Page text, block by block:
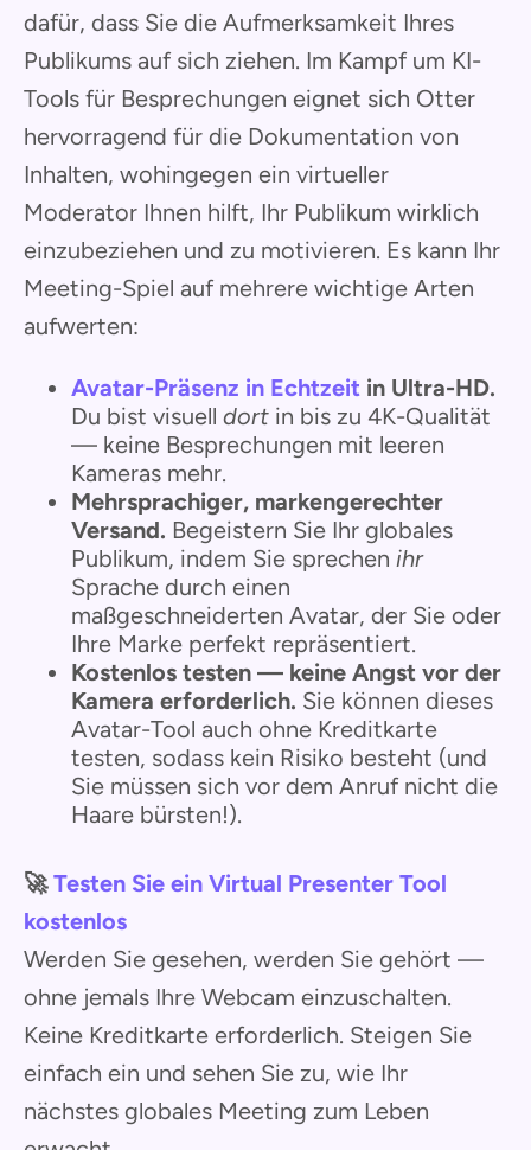
dafür, dass Sie die Aufmerksamkeit Ihres
Publikums auf sich ziehen. Im Kampf um KI-
Tools für Besprechungen eignet sich Otter
hervorragend für die Dokumentation von
Inhalten, wohingegen ein virtueller
Moderator Ihnen hilft, Ihr Publikum wirklich
einzubeziehen und zu motivieren. Es kann Ihr
Meeting-Spiel auf mehrere wichtige Arten
aufwerten:
Avatar-Präsenz in Echtzeit in Ultra-HD.
Du bist visuell dort in bis zu 4K-Qualität
— keine Besprechungen mit leeren
Kameras mehr.
Mehrsprachiger, markengerechter
Versand. Begeistern Sie Ihr globales
Publikum, indem Sie sprechen ihr
Sprache durch einen
maßgeschneiderten Avatar, der Sie oder
Ihre Marke perfekt repräsentiert.
Kostenlos testen — keine Angst vor der
Kamera erforderlich. Sie können dieses
Avatar-Tool auch ohne Kreditkarte
testen, sodass kein Risiko besteht (und
Sie müssen sich vor dem Anruf nicht die
Haare bürsten!).
🚀Testen Sie ein Virtual Presenter Tool
kostenlos
Werden Sie gesehen, werden Sie gehört —
ohne jemals Ihre Webcam einzuschalten.
Keine Kreditkarte erforderlich. Steigen Sie
einfach ein und sehen Sie zu, wie Ihr
nächstes globales Meeting zum Leben